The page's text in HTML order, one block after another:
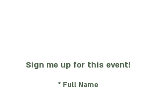
Sign me up for this event!
Full Name